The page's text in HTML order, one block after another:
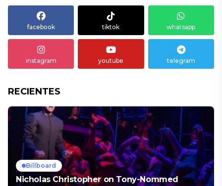
facebook tiktok whatsapp
instagram youtube telegram
RECIENTES
Billboard
Nicholas Christopher on Tony-Nommed